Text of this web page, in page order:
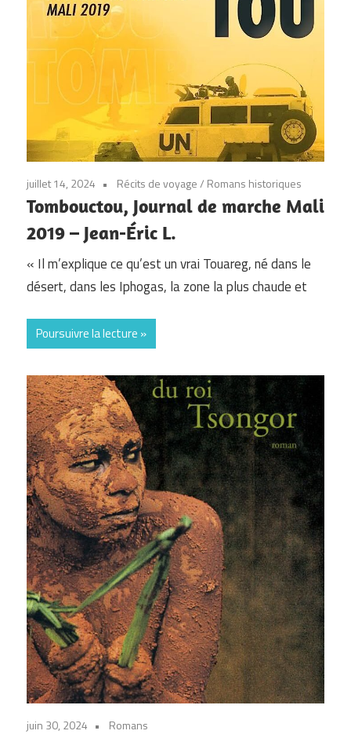
juillet 14, 2024 Récits de voyage/ Romans historiques
Tombouctou, Journal de marche Mali
2019 – Jean-Éric L.
« Il m’explique ce qu’est un vrai Touareg, né dans le
désert, dans les Iphogas, la zone la plus chaude et
Poursuivre la lecture
juin 30, 2024 Romans